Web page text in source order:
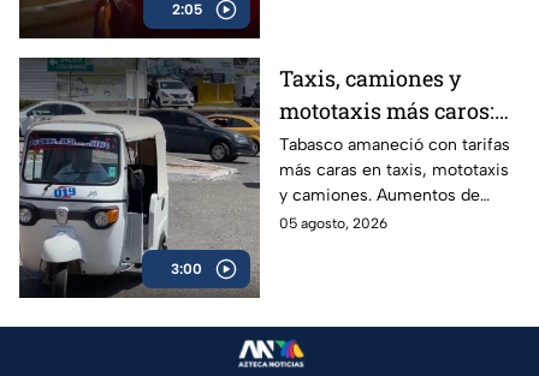
2:05
3:00
Taxis, camiones y
mototaxis más caros:
Tabasco eleva hasta
20% las tarifas del
transporte público
Tabasco amaneció con tarifas
más caras en taxis, mototaxis
y camiones. Aumentos de
hasta 20% golpean el bolsillo
acondicionado.
05 agosto, 2026